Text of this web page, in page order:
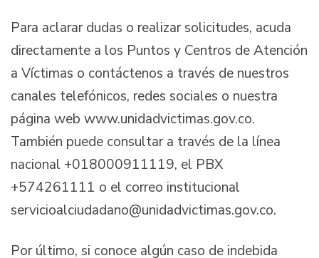
Para aclarar dudas o realizar solicitudes, acuda
directamente a los Puntos y Centros de Atención
a Víctimas o contáctenos a través de nuestros
canales telefónicos, redes sociales o nuestra
página web www.unidadvictimas.gov.co.
También puede consultar a través de la línea
nacional +018000911119, el PBX
+574261111 o el correo institucional
servicioalciudadano@unidadvictimas.gov.co.
Por último, si conoce algún caso de indebida